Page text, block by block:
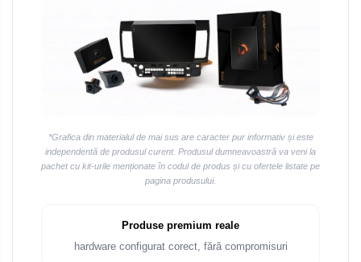
Rame adaptoare Opel
Rame adaptoare Skoda
Rame adaptoare Dacia
Rame adaptoare Seat
*Grafica din materialul de mai sus are caracter pur informativ și este
independentă de produsul curent. Produsul dumneavoastră va veni la
pachet cu kit-urile menționate în codul de produs și cu ofertele listate pe
pagina produsului.
Produse premium reale
hardware configurat corect, fără compromisuri